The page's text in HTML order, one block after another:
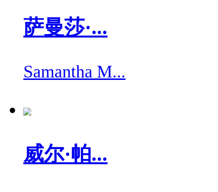
萨曼莎·...
Samantha M...
威尔·帕...